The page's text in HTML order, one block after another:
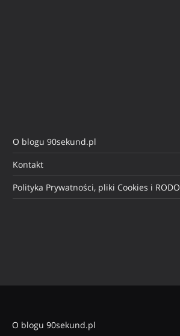
O blogu 90sekund.pl
Kontakt
Polityka Prywatności, pliki Cookies i RODO
O blogu 90sekund.pl